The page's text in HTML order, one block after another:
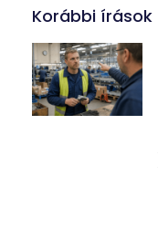
Korábbi írások